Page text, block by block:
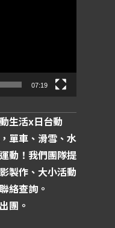
07:19
生活x日台動
單車、滑雪、水
動！我們團隊提
製作、大小活動
絡查詢。
團。